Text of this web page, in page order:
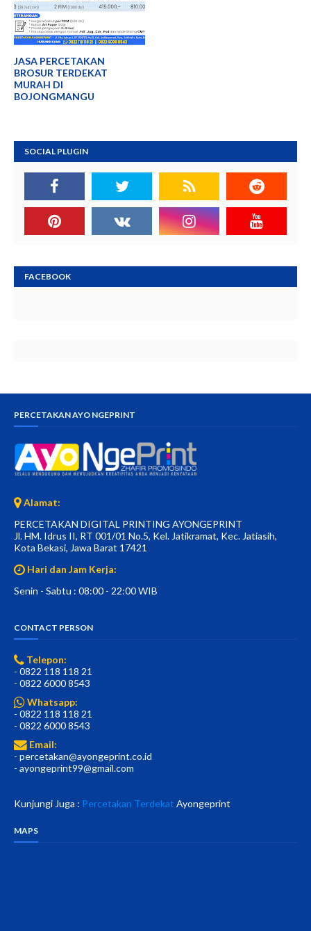
JASA PERCETAKAN
BROSUR TERDEKAT
MURAH DI
BOJONGMANGU
SOCIAL PLUGIN
FACEBOOK
PERCETAKAN AYO NGEPRINT
Alamat:
PERCETAKAN DIGITAL PRINTING AYONGEPRINT
Jl. HM. Idrus II, RT 001/01 No.5, Kel. Jatikramat, Kec. Jatiasih,
Kota Bekasi, Jawa Barat 17421
Hari dan Jam Kerja:
Senin - Sabtu : 08:00 - 22:00 WIB
CONTACT PERSON
Telepon:
- 0822 118 118 21
- 0822 6000 8543
Whatsapp:
- 0822 118 118 21
- 0822 6000 8543
Email:
- percetakan@ayongeprint.co.id
- ayongeprint99@gmail.com
Kunjungi Juga : Percetakan Terdekat Ayongeprint
MAPS